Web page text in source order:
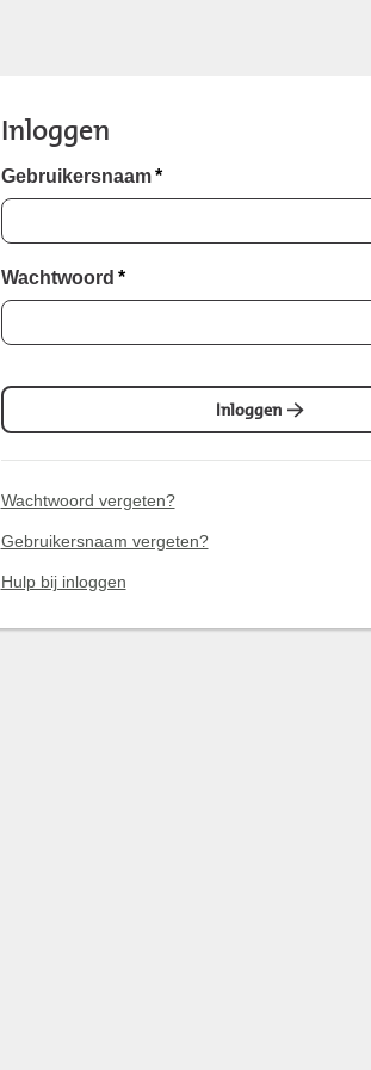
Inloggen
Gebruikersnaam *
Wachtwoord *
Inloggen
Wachtwoord vergeten?
Gebruikersnaam vergeten?
Hulp bij inloggen